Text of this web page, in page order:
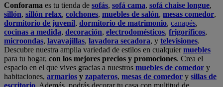
Conforama es tu tienda de sofás, sofá cama, sofá chaise longue,
sillón, sillón relax, colchones, muebles de salón, mesas comedor,
dormitorio de juvenil, dormitorio de matrimonio, canapés,
cocinas a medida, decoración, electrodomésticos, frigoríficos,
microondas, lavavajillas, lavadora secadora, y televisiones.
Descubre nuestra amplia variedad de estilos en cualquiermuebles
para tu hogar, con los mejores precios y promociones. Crea el
espacio en el que vives gracias a nuestros muebles de comedor y
habitaciones, armarios y zapateros, mesas de comedor y sillas de
escritorio. Además, podrás decorar tu casa con multitud de